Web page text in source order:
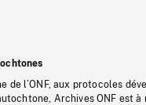
de l’ONF, aux protocoles
Archives ONF est